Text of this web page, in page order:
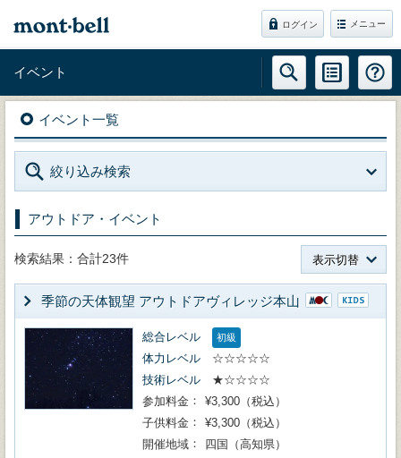
ログイン メニュー
イベント
イベント一覧
絞り込み検索
アウトドア・イベント
検索結果：合計23件 表示切替
季節の天体観望 アウトドアヴィレッジ本山
総合レベル 初級
体力レベル
☆☆☆☆☆
技術レベル
★☆☆☆☆
参加料金
¥3,300（税込）
子供料金
¥3,300（税込）
開催地域
四国（高知県）